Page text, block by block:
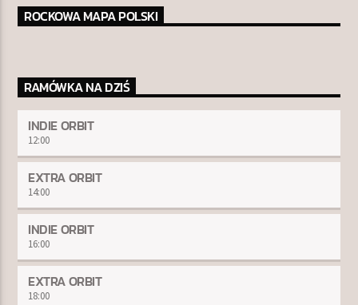
ROCKOWA MAPA POLSKI
RAMÓWKA NA DZIŚ
INDIE ORBIT
12:00
EXTRA ORBIT
14:00
INDIE ORBIT
16:00
EXTRA ORBIT
18:00